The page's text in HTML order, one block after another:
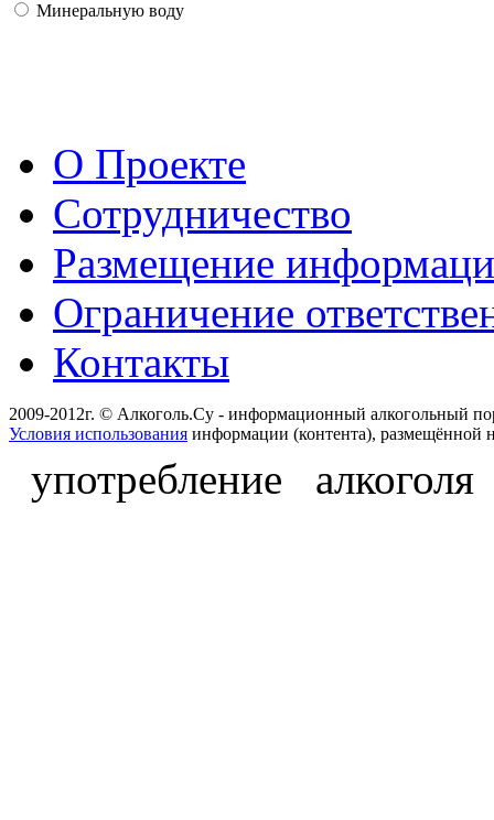
Минеральную воду
О Проекте
Сотрудничество
Размещение
Ограничение
Контакты
2009-2012г. © Алкоголь.Су - информационный алкогольный
Условия использования информации (контента), размещённой
употребление